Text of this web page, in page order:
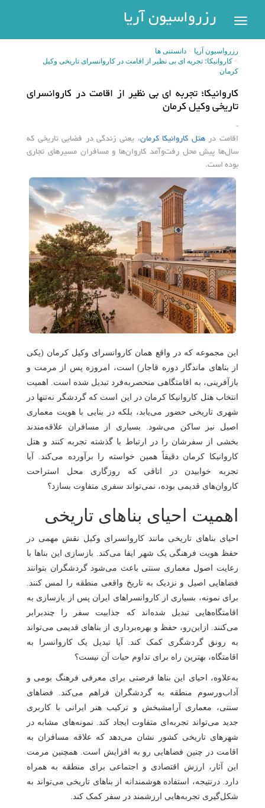
رزرواسیون آریارزرواسیون
اریا
پیگیری
عضویت
بازگشت
هتل
تهران
هتل
مشهد
کیش
اصفهان
شیراز
تبریز
رزرواسیون آریا
دانستنی ها
کاروانیکا؛ تجربه ای بی نظیر از اقامت در کاروانسرای تاریخی وکیل
کرمان
کاروانیکا؛ تجربه ای بی نظیر از اقامت در کاروانسرای
تاریخی وکیل کرمان
-
اقامت درهتل کاروانیکا کرمان، یعنی زندگی در فضایی تاریخی که
سال‌ها پیش محل رفت‌وآمد کاروان‌ها و مسافران مسیرهای تجاری
بوده است.
این مجموعه که در واقع همان کاروانسرای وکیل کرمان (یکی
از بناهای ماندگار دوره قاجار) است، امروزه پس از مرمت و
بازآفرینی، به اقامتگاهی منحصربه‌فرد تبدیل شده است. اهمیت
انتخاب هتل کاروانیکا کرمان در این است که گردشگر نه‌تنها در
شهری تاریخی حضور می‌یابد، بلکه در بنایی با هویت معماری
اصیل نیز ساکن می‌شود. بسیاری از مسافران علاقه‌مندند
بخشی از سفرشان را در ارتباط با گذشته تجربه کنند و هتل
کاروانیکا کرمان دقیقاً همین خواسته را برآورده می‌کند. آیا
تجربه خوابیدن در اتاقی که روزگاری محل استراحت
کاروان‌های قدیمی بوده، نمی‌تواند سفری متفاوت بسازد؟
اهمیت احیای بناهای تاریخی
احیای بناهای تاریخی مانند کاروانسرای وکیل نقش مهمی در
حفظ هویت فرهنگی یک شهر ایفا می‌کند. بازسازی این بناها با
رعایت اصول معماری سنتی باعث می‌شود گردشگران بتوانند
فضاهایی اصیل و نزدیک به تاریخ واقعی منطقه را لمس کنند.
برای نمونه، بسیاری از کاروانسراهای ایران پس از بازسازی به
اقامتگاه‌هایی تبدیل شده‌اند که جذابیت سفر را چندبرابر
می‌کنند. ازاین‌رو، حفظ و بهره‌برداری از بناهای قدیمی می‌تواند
به رونق گردشگری کمک کند. آیا تبدیل یک کاروانسرا به
اقامتگاه، بهترین راه برای تداوم حیات آن نیست؟
به‌علاوه، احیای این بناها فرصتی برای معرفی فرهنگ بومی و
آداب‌ورسوم منطقه به گردشگران فراهم می‌کند. فضاهای
سنتی، معماری آرامشبخش و ترکیب هنر ایرانی با کاربری
جدید می‌تواند تجربه‌ای متفاوت ایجاد کند. نمونه‌های مشابه در
شهرهای تاریخی کشور نشان می‌دهد که علاقه مسافران به
اقامت در چنین فضاهایی رو به افزایش است. همچنین مرمت
این آثار، ارزش اقتصادی و اجتماعی برای منطقه به همراه
دارد. درنتیجه، استفاده هوشمندانه از بناهای تاریخی می‌تواند به
شکل‌گیری تجربه‌هایی ارزشمند در سفر کمک کند.